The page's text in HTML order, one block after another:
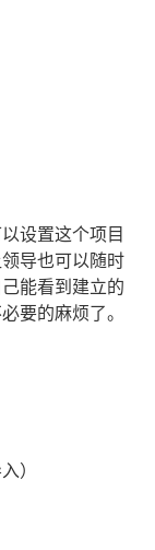
设置这个项目
导也可以随时
能看到建立的
要的麻烦了。
）